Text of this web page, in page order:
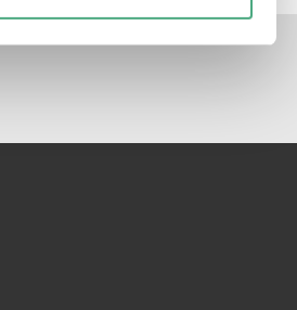
führen diese Informationen